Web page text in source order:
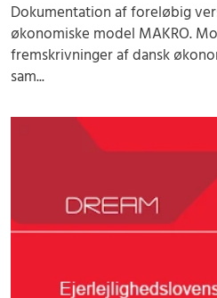
Dokumentation af foreløbig
økonomiske model MAKRO.
fremskrivninger af dansk
sam...